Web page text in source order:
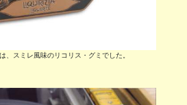
、スミレ風味のリコリス・グミでした。